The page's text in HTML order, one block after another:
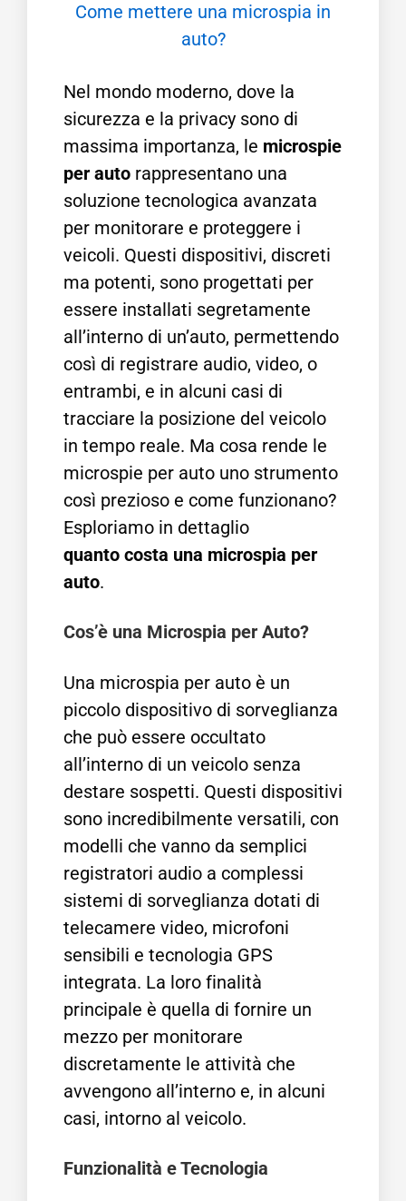
Come mettere una microspia in
auto?
Nel mondo moderno, dove la
sicurezza e la privacy sono di
massima importanza, le microspie
per auto rappresentano una
soluzione tecnologica avanzata
per monitorare e proteggere i
veicoli. Questi dispositivi, discreti
ma potenti, sono progettati per
essere installati segretamente
all’interno di un’auto, permettendo
così di registrare audio, video, o
entrambi, e in alcuni casi di
tracciare la posizione del veicolo
in tempo reale. Ma cosa rende le
microspie per auto uno strumento
così prezioso e come funzionano?
Esploriamo in dettaglio
quanto costa una microspia per
auto.
Cos’è una Microspia per Auto?
Una microspia per auto è un
piccolo dispositivo di sorveglianza
che può essere occultato
all’interno di un veicolo senza
destare sospetti. Questi dispositivi
sono incredibilmente versatili, con
modelli che vanno da semplici
registratori audio a complessi
sistemi di sorveglianza dotati di
telecamere video, microfoni
sensibili e tecnologia GPS
integrata. La loro finalità
principale è quella di fornire un
mezzo per monitorare
discretamente le attività che
avvengono all’interno e, in alcuni
casi, intorno al veicolo.
Funzionalità e Tecnologia